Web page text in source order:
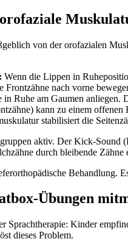
von der orofazialen
Wenn die Lippen in
Frontzähne nach vorne
Ruhe am Gaumen anliegen.
kann zu einem offenen
stabilisiert die
aktiv. Der Kick-Sound
durch bleibende
Behandlung.
Übungen
Sprachtherapie: Kinder
dieses Problem.